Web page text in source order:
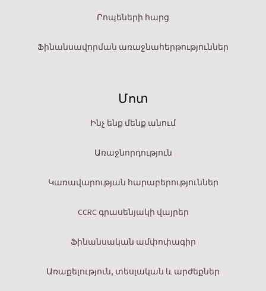
Րոպեների հարց
Ֆինանսավորման առաջնահերթություններ
Մոտ
Ինչ ենք մենք անում
Առաջնորդություն
Կառավարության հարաբերություններ
CCRC գրասենյակի վայրեր
Ֆինանսական ամփոփագիր
Առաքելություն, տեսլական և արժեքներ